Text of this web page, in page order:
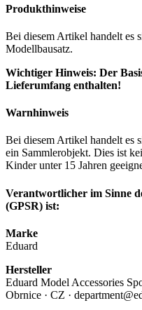
Produkthinweise
Bei diesem Artikel handelt es
Modellbausatz.
Wichtiger Hinweis: Der
Lieferumfang enthalten!
Warnhinweis
Bei diesem Artikel handelt es
ein Sammlerobjekt. Dies ist
Kinder unter 15 Jahren
Verantwortlicher im Sinne
(GPSR) ist:
Marke
Eduard
Hersteller
Eduard Model Accessories
Obrnice · CZ ·